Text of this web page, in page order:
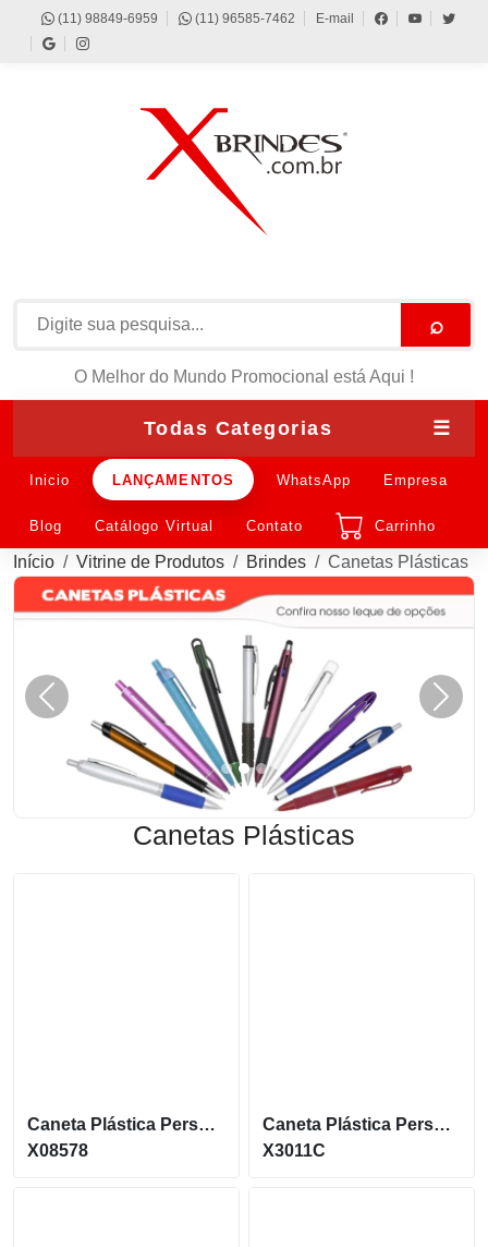
(11) 98849-6959 (11) 96585-7462 E-mail
⌕
O Melhor do Mundo Promocional está Aqui !
Todas Categorias ☰
Inicio LANÇAMENTOS WhatsApp Empresa
Blog Catálogo Virtual Contato Carrinho
Início Vitrine de Produtos Brindes Canetas Plásticas
Anterior
Canetas Plásticas
Caneta Plástica Personalizada Com Acionamento Por Clique E Carga Esferográfica Azul X08578
X08578
Caneta Plástica Personalizada Com Detalhes Coloridos E Possui Clip Plástico Colorido X3011C
X3011C